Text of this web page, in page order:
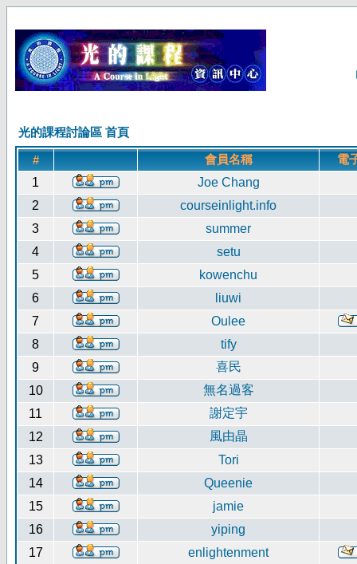
光的課程討論區 首頁
# 會員名稱
電
1
Joe Chang
2
courseinlight.info
3
summer
4
setu
5
kowenchu
6
liuwi
7
Oulee
8
tify
9
喜民
10
無名過客
11
謝定宇
12
風由晶
13
Tori
14
Queenie
15
jamie
16
yiping
17
enlightenment